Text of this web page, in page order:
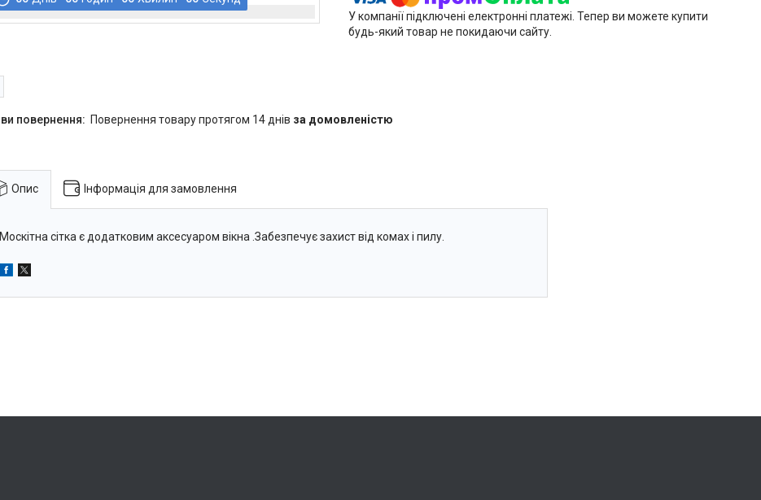
У компанії підключені електронні платежі. Тепер ви можете купити
будь-який товар не покидаючи сайту.
повернення товару протягом 14 днів за домовленістю
Опис Інформація для замовлення
Москітна сітка є додатковим аксесуаром вікна .Забезпечує захист від комах і пилу.